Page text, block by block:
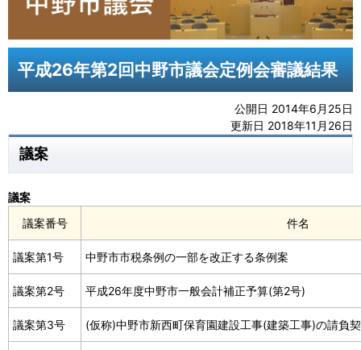
平成26年第2回中野市議会定例会審議結果
公開日 2014年6月25日
更新日 2018年11月26日
議案
議案番号 件名
議案
議案第1号 中野市市税条例の一部を改正する条例案
議案第2号 平成26年度中野市一般会計補正予算(第2号)
議案第3号 (仮称)中野市新西町保育園建設工事(建築工事)の請負